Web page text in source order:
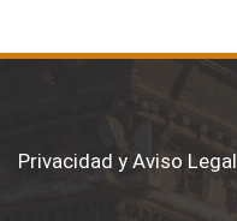
Privacidad y Aviso Legal